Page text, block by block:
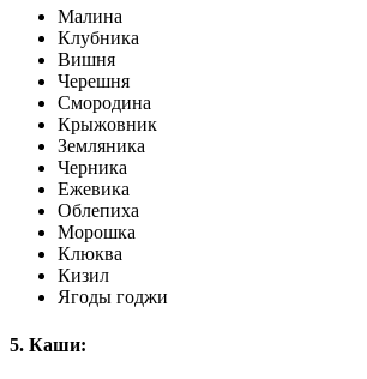
Малина
Клубника
Вишня
Черешня
Смородина
Крыжовник
Земляника
Черника
Ежевика
Облепиха
Морошка
Клюква
Кизил
Ягоды годжи
5. Каши: